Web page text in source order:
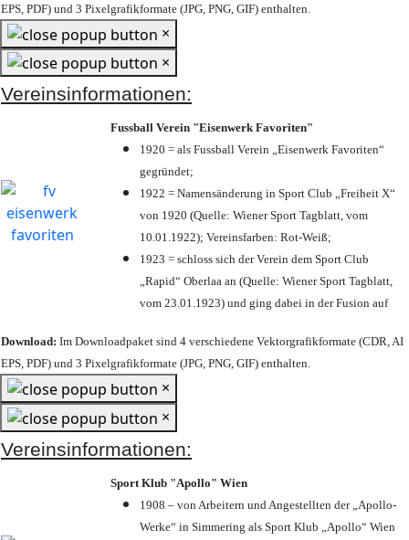
EPS, PDF) und 3 Pixelgrafikformate (JPG, PNG, GIF) enthalten.
×
×
Vereinsinformationen:
Fussball Verein "Eisenwerk Favoriten"
1920 = als Fussball Verein „Eisenwerk Favoriten“
gegründet;
1922 = Namensänderung in Sport Club „Freiheit X“
von 1920 (Quelle: Wiener Sport Tagblatt, vom
10.01.1922); Vereinsfarben: Rot-Weiß;
1923 = schloss sich der Verein dem Sport Club
„Rapid“ Oberlaa an (Quelle: Wiener Sport Tagblatt,
vom 23.01.1923) und ging dabei in der Fusion auf
Download: Im Downloadpaket sind 4 verschiedene Vektorgrafikformate (CDR, AI
EPS, PDF) und 3 Pixelgrafikformate (JPG, PNG, GIF) enthalten.
×
×
Vereinsinformationen:
Sport Klub "Apollo" Wien
1908 – von Arbeitern und Angestellten der „Apollo-
Werke“ in Simmering als Sport Klub „Apollo“ Wien